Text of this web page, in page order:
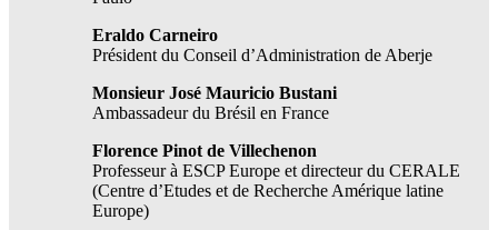
Eraldo Carneiro
Président du Conseil d’Administration de Aberje
Monsieur José Mauricio Bustani
Ambassadeur du Brésil en France
Florence Pinot de Villechenon
Professeur à ESCP Europe et directeur du CERALE
(Centre d’Etudes et de Recherche Amérique latine
Europe)